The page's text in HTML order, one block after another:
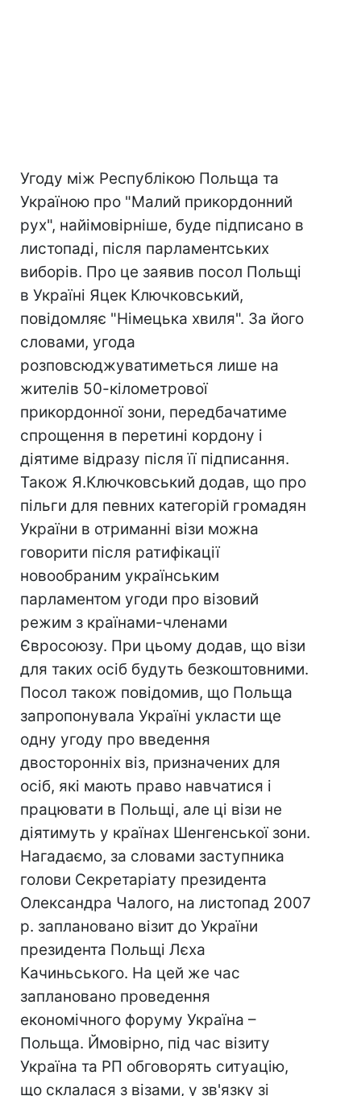
Угоду між Республікою Польща та
Україною про "Малий прикордонний
рух", найімовірніше, буде підписано в
листопаді, після парламентських
виборів. Про це заявив посол Польщі
в Україні Яцек Ключковський,
повідомляє "Німецька хвиля". За його
словами, угода
розповсюджуватиметься лише на
жителів 50-кілометрової
прикордонної зони, передбачатиме
спрощення в перетині кордону і
діятиме відразу після її підписання.
Також Я.Ключковський додав, що про
пільги для певних категорій громадян
України в отриманні візи можна
говорити після ратифікації
новообраним українським
парламентом угоди про візовий
режим з країнами-членами
Євросоюзу. При цьому додав, що візи
для таких осіб будуть безкоштовними.
Посол також повідомив, що Польща
запропонувала Україні укласти ще
одну угоду про введення
двосторонніх віз, призначених для
осіб, які мають право навчатися і
працювати в Польщі, але ці візи не
діятимуть у країнах Шенгенської зони.
Нагадаємо, за словами заступника
голови Секретаріату президента
Олександра Чалого, на листопад 2007
р. заплановано візит до України
президента Польщі Лєха
Качиньського. На цей же час
заплановано проведення
економічного форуму Україна –
Польща. Ймовірно, під час візиту
Україна та РП обговорять ситуацію,
що склалася з візами, у зв'язку зі